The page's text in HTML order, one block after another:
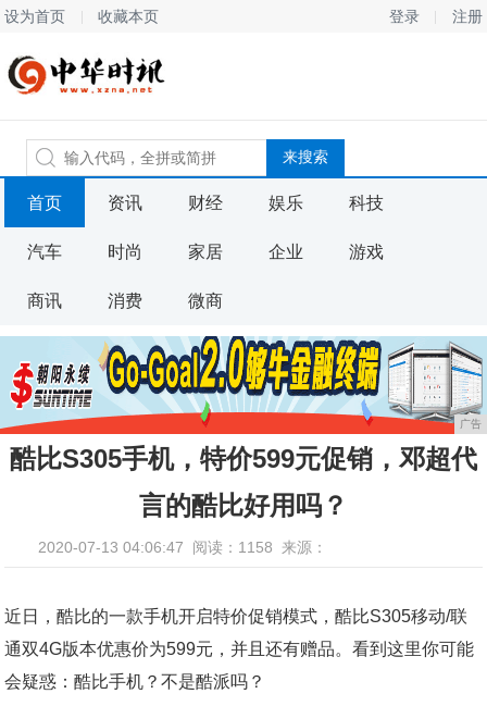
设为首页 收藏本页 登录 注册
首页 资讯 财经 娱乐 科技
汽车 时尚 家居 企业 游戏
商讯 消费 微商
广告
酷比S305手机，特价599元促销，邓超代
言的酷比好用吗？
2020-07-13 04:06:47 阅读：1158 来源：
近日，酷比的一款手机开启特价促销模式，酷比S305移动/联
通双4G版本优惠价为599元，并且还有赠品。看到这里你可能
会疑惑：酷比手机？不是酷派吗？